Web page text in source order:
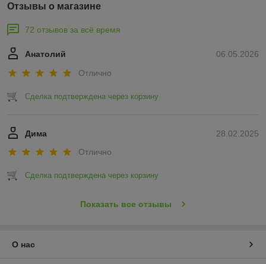
Отзывы о магазине
72 отзывов за всё время
06.05.2026
Анатолий
Отлично
Сделка подтверждена через корзину
28.02.2025
Дима
Отлично
Сделка подтверждена через корзину
Показать все отзывы
О нас